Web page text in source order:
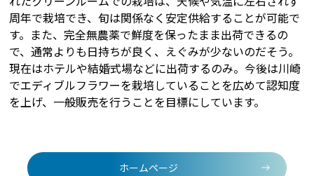
周年で栽培でき、旬は関係なく安定供給することが可能で
す。また、完全無農薬で鮮度を保ったまま出荷できるの
で、通常よりも日持ちが良く、えぐみが少ないのだそう。
現在はホテルや結婚式場などに出荷するのみ。今後は川崎
でエディブルフラワーを栽培していることを広めて認知度
を上げ、一般販売を行うことを目標にしています。
ホームページ